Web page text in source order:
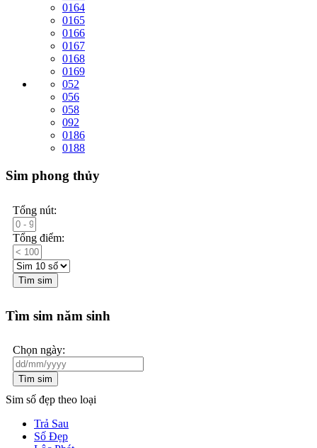
0164
0165
0166
0167
0168
0169
052
056
058
092
0186
0188
Sim phong thủy
Tổng nút:
Tổng điểm:
Tìm sim
Tìm sim năm sinh
Chọn ngày:
Tìm sim
Sim số đẹp theo loại
Trả Sau
Số Đẹp